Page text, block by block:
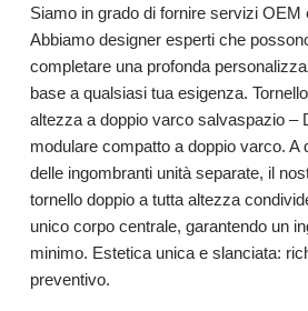
Siamo in grado di fornire servizi OEM
Abbiamo designer esperti che
completare una profonda
base a qualsiasi tua esigenza.
altezza a doppio varco salvaspazio –
modulare compatto a doppio varco. A
delle ingombranti unità separate, il
tornello doppio a tutta altezza
unico corpo centrale, garantendo un
minimo. Estetica unica e slanciata:
preventivo.